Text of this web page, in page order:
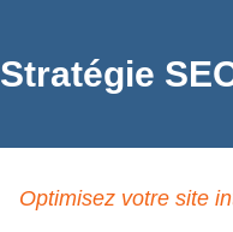
Stratégie
Optimisez votre site